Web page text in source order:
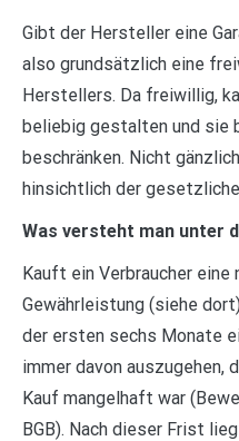
Gibt der Hersteller eine
also grundsätzlich eine
Herstellers. Da freiwillig,
beliebig gestalten und sie
beschränken. Nicht
hinsichtlich der
Was versteht man unter
Kauft ein Verbraucher eine
Gewährleistung (siehe
der ersten sechs Monate
immer davon auszugehen,
Kauf mangelhaft war
BGB). Nach dieser Frist